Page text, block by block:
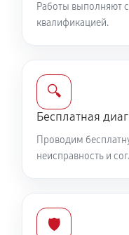
900 руб
Смазка втулок
540 руб
Чистка
Замена цепи
Работы выполняют
квалификацией.
🔍
Бесплатная
Проводим
неисправность и
🛡️